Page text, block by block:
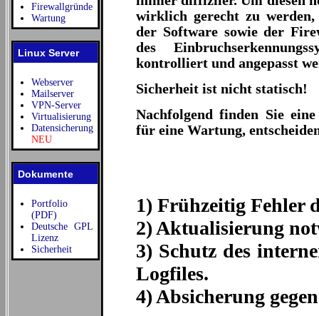
Firewallgründe
Wartung
Linux Server
Webserver
Mailserver
VPN-Server
Virtualisierung
Datensicherung
NEU
Dokumente
Portfolio
(PDF)
Deutsche GPL
Lizenz
Sicherheit
wirklich gerecht zu
der Software sowie der
des
kontrolliert und angepasst
Sicherheit ist nicht statisch!
Nachfolgend finden Sie
für eine Wartung,
1) Frühzeitig Fehler
2) Aktualisierung
3) Schutz des
Logfiles.
4) Absicherung